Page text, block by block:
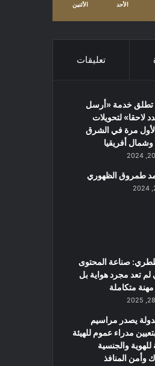
الأحد الأثنين
تعليقات
تطلق خدمة «أرسل
لاحقا» لتحويلات
لأول مرة في الشرق
أفريقيا
طمروق الظهوري
صناعة المحتوى
لم تعد مجرد هواية بل
متكاملة
يصدر مراسيم
مدراء عموم للهيئة
للهوية والجنسية
وأمن المنافذ